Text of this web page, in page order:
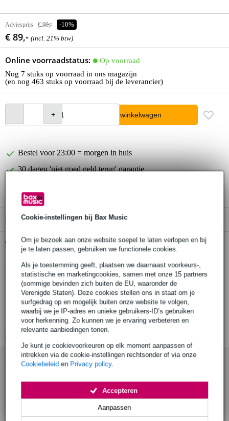
Cookie-instellingen bij Bax Music
Om je bezoek aan onze website soepel te laten verlopen en bij
je te laten passen, gebruiken we functionele cookies.
Als je toestemming geeft, plaatsen we daarnaast voorkeurs-,
statistische en marketingcookies, samen met onze 15 partners
(sommige bevinden zich buiten de EU, waaronder de
Verenigde Staten). Deze cookies stellen ons in staat om je
surfgedrag op en mogelijk buiten onze website te volgen,
waarbij we je IP-adres en unieke gebruikers-ID’s gebruiken
voor herkenning. Zo kunnen we je ervaring verbeteren en
relevante aanbiedingen tonen.
Je kunt je cookievoorkeuren op elk moment aanpassen of
intrekken via de cookie-instellingen rechtsonder of via onze
Cookiebeleid en Privacy policy.
Aanpassen
Accepteren
Adviesprijs € 99,- -10%
€ 89,- (incl. 21% btw)
Online voorraadstatus:
Op voorraad
Nog 7 stuks op voorraad in ons magazijn
(en nog 463 stuks op voorraad bij de leverancier)
In winkelwagen
Bestel voor 23:00 = morgen in huis
30 dagen 'niet goed geld terug' garantie
B-Stockvanaf € 74,00
Gratis ophalen in de winkel
Productinformatie
drumkruk
comfortabel rond zitvlak
traploos in hoogte verstelbaar 46-66 cm
Bekijk alle productspecificaties
Accessoires (12)